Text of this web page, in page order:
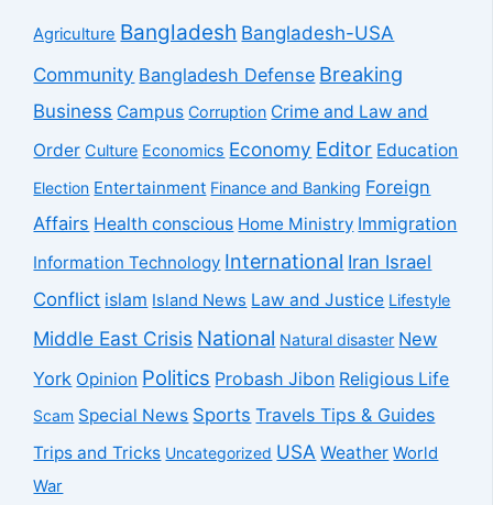
Agriculture Bangladesh Bangladesh-USA
Community Bangladesh Defense Breaking
Business Campus Corruption Crime and Law and
Order Culture Economics Economy Editor Education
Election Entertainment Finance and Banking Foreign
Affairs Health conscious Home Ministry Immigration
Information Technology International Iran Israel
Conflict islam Island News Law and Justice Lifestyle
Middle East Crisis National Natural disaster New
York Opinion Politics Probash Jibon Religious Life
Scam Special News Sports Travels Tips & Guides
Trips and Tricks Uncategorized USA Weather World
War